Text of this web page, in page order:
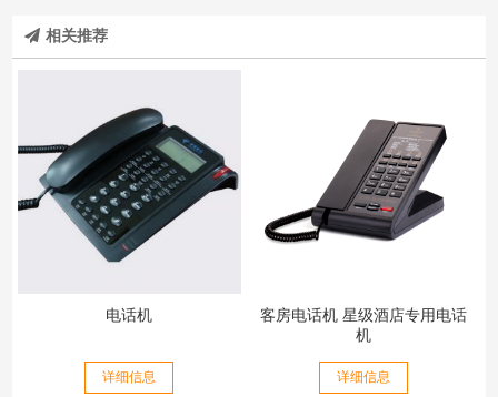
相关推荐
电话机
详细信息
客房电话机 星级酒店专用电话
机
详细信息